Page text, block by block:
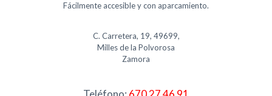
Fácilmente accesible y con aparcamiento.
C. Carretera, 19, 49699,
Milles de la Polvorosa
Zamora